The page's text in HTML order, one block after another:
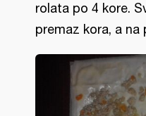
rolata po 4 kore.
premaz kora, a